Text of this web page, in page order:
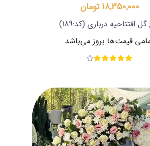
18,350,000 تومان
گل افتتاحیه درباری (کد:189)
قیمت‌ها بروز می‌باشد